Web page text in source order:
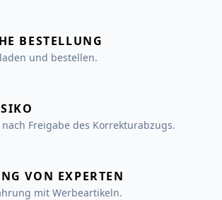
BESTELLUNG
und bestellen.
Freigabe des Korrekturabzugs.
VON EXPERTEN
mit Werbeartikeln.